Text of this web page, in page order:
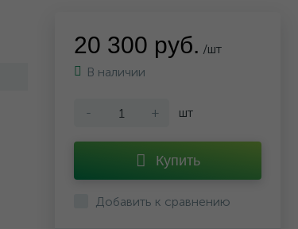
20 300 руб. /шт
В наличии
- + шт
Купить
Добавить к сравнению